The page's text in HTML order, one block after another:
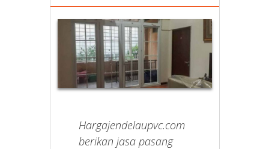
Hargajendelaupvc.com
berikan jasa pasang